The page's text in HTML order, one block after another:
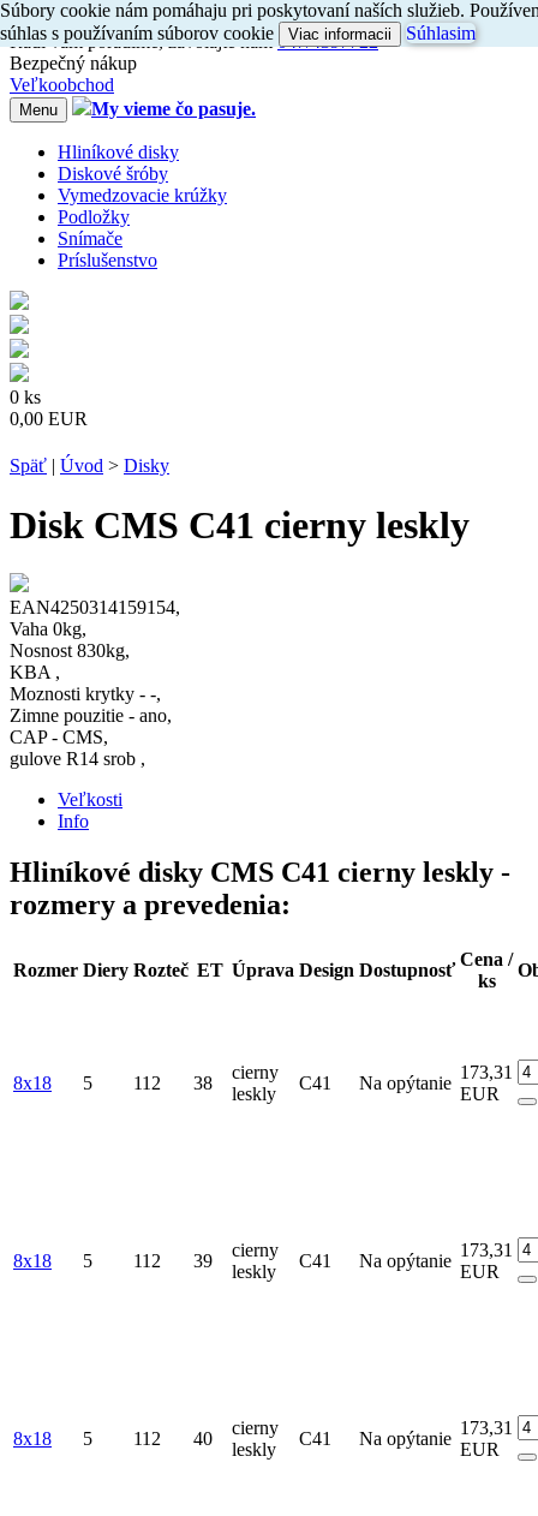
Dovoz do 24h
Radi vámporadíme, zavolajtenám 047/4397722
Bezpečný nákup
Veľkoobchod
Menu My vieme čo pasuje.
Hliníkové disky
Diskové šróby
Vymedzovacie krúžky
Podložky
Snímače
Príslušenstvo
0 ks
0,00 EUR
Späť | Úvod > Disky
Disk CMS C41 cierny leskly
EAN4250314159154,
Vaha 0kg,
Nosnost 830kg,
KBA ,
Moznosti krytky - -,
Zimne pouzitie - ano,
CAP - CMS,
gulove R14 srob ,
Veľkosti
Info
Hliníkové disky CMS C41 cierny leskly -
rozmery a prevedenia:
Rozmer Diery Rozteč ET Úprava Design Dostupnosť
Cena /
ks
8x18 5 112 38
cierny
leskly
C41 Na opýtanie
173,31
EUR
8x18 5 112 39
cierny
leskly
C41 Na opýtanie
173,31
EUR
8x18 5 112 40
cierny
leskly
C41 Na opýtanie
173,31
EUR
Súbory cookie nám pomáhaju pri poskytovaní naších služieb.
súhlas s používaním súborov cookie
Viac informacii Súhlasim